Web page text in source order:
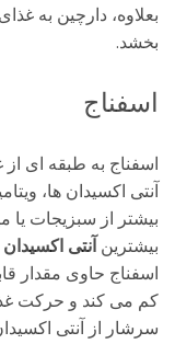
بعلاوه، دارچین به
بخشد.
اسفناج
اسفناج به طبقه ای از
آنتی اکسیدان ها،
بیشتر از سبزیجات یا
بیشترین آنتی اکسیدان
اسفناج حاوی مقدار
کم می کند و حرکت
سرشار از آنتی